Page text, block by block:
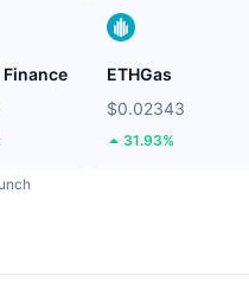
ETHGas
$0.02343
31.93%